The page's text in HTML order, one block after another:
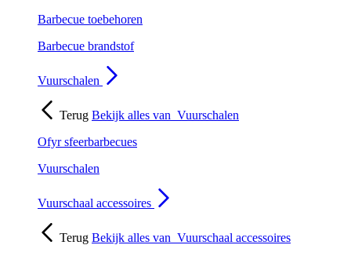
Barbecue toebehoren
Barbecue brandstof
Vuurschalen
Terug Bekijk alles van Vuurschalen
Ofyr sfeerbarbecues
Vuurschalen
Vuurschaal accessoires
Terug Bekijk alles van Vuurschaal accessoires